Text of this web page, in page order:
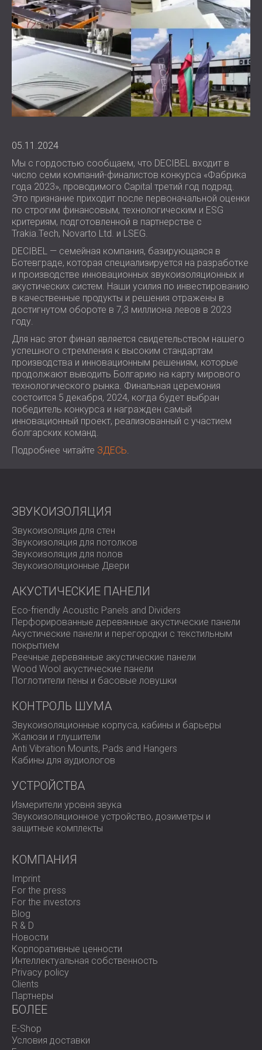
АКУСТИЧЕСКИЕ ПАНЕЛИ
WOOD WOOL АКУСТИЧЕСКИЕ ПАНЕЛИ
ПОГЛОТИТЕЛИ ПЕНЫ И БАСОВЫЕ
ЛОВУШКИ
ВСЕ АКУСТИЧЕСКИЕ ПАНЕЛИ
BLOG
R & D
НОВОСТИ
VIDEO
РЕКОМЕНДАЦИИ
ЧЛЕНСТВО
СЕКТОРОВ
ЗВУКОИЗОЛЯЦИЯ И АКУСТИКА ДЛЯ
ЖИЛЫЕ ДОМА
C SOUND INSULATION AND ACOUSTICS
FOR PRODUCTION FACILITIES
ЗВУКОИЗОЛЯЦИЯ И АКУСТИКА ДЛЯ
ОФИСЫ
ЗВУКОИЗОЛЯЦИЯ И АКУСТИКА ДЛЯ
ПРОФЕССИОНАЛЬНЫЕ СТУДИИ
ЗВУКОИЗОЛЯЦИЯ И АКУСТИКА ДЛЯ
ЛАБОРАТОРИИ
ЗВУКОИЗОЛЯЦИЯ И АКУСТИКА ДЛЯ
РЕСТОРАНЫ И КЛУБЫ
ЗВУКОИЗОЛЯЦИЯ И АКУСТИКА ДЛЯ
ОТЕЛИ
ЗВУКОИЗОЛЯЦИЯ И АКУСТИКА ДЛЯ
ЗАЛЫ
ЗВУКОИЗОЛЯЦИЯ И АКУСТИЧЕСКИЕ
РЕШЕНИЯ ДЛЯ ТОРГОВЫХ
ПОМЕЩЕНИЙ
ЗВУКОИЗОЛЯЦИЯ И АКУСТИКА ДЛЯ
ОБРАЗОВАТЕЛЬНЫХ УЧРЕЖДЕНИЙ
SOUND INSULATION AND ACOUSTICS
FOR HEALTH CARE FACILITIES
ЗВУКОИЗОЛЯЦИОННЫЕ И
АКУСТИЧЕСКИЕ РЕШЕНИЯ ДЛЯ
АУДИОЛОГИЧЕСКОЙ ОТРАСЛИ
ЗВУКОИЗОЛЯЦИОННЫЕ И
СЕРВИСЫ
АКУСТИЧЕСКИЙ КОНСАЛТИНГ
АКУСТИЧЕСКОЕ МОДЕЛИРОВАНИЕ
АКУСТИЧЕСКАЯ ИНЖЕНЕРИЯ
ИЗМЕРЕНИЕ
ВЫПОЛНЕНИЕ ПРОЕКТА
ПРОЕКТЫ
КОНТАКТЫ
DOWNLOAD AREA
РОССИЯ (RU)
БЪЛГАРИЯ (BG)
GREAT BRITAIN (GB)
DEUTSCHLAND (DE)
ÖSTERREICH (AT)
SRBIJA (RS)
ROMÂNIA (RO)
POLAND (PL)
FINLAND (FI)
USA (US)
SOUTH AFRICA (ZA)
ПОИСК
05.11.2024
Мы с гордостью сообщаем, что DECIBEL входит в
число семи компаний-финалистов конкурса «Фабрика
года 2023», проводимого Capital третий год подряд.
Это признание приходит после первоначальной оценки
по строгим финансовым, технологическим и ESG
критериям, подготовленной в партнерстве с
Trakia.Tech, Novarto Ltd. и LSEG.
DECIBEL — семейная компания, базирующаяся в
Ботевграде, которая специализируется на разработке
и производстве инновационных звукоизоляционных и
акустических систем. Наши усилия по инвестированию
в качественные продукты и решения отражены в
достигнутом обороте в 7,3 миллиона левов в 2023
году.
Для нас этот финал является свидетельством нашего
успешного стремления к высоким стандартам
производства и инновационным решениям, которые
продолжают выводить Болгарию на карту мирового
технологического рынка. Финальная церемония
состоится 5 декабря, 2024, когда будет выбран
победитель конкурса и награжден самый
инновационный проект, реализованный с участием
болгарских команд.
Подробнее читайте ЗДЕСЬ.
ЗВУКОИЗОЛЯЦИЯ
Звукоизоляция для стен
Звукоизоляция для потолков
Звукоизоляция для полов
Звукоизоляционные Двери
АКУСТИЧЕСКИЕ ПАНЕЛИ
Eco-friendly Acoustic Panels and Dividers
Перфорированные деревянные акустические панели
Акустические панели и перегородки с текстильным
покрытием
Реечные деревянные акустические панели
Wood Wool акустические панели
Поглотители пены и басовые ловушки
КОНТРОЛЬ ШУМА
Звукоизоляционные корпуса, кабины и барьеры
Жалюзи и глушители
Anti Vibration Mounts, Pads and Hangers
Кабины для аудиологов
УСТРОЙСТВА
Измерители уровня звука
Звукоизоляционное устройство, дозиметры и
защитные комплекты
КОМПАНИЯ
Imprint
For the press
For the investors
Blog
R & D
Новости
Корпоративные ценности
Интеллектуальная собственность
Privacy policy
Clients
Партнеры
БОЛЕЕ
E-Shop
Условия доставки